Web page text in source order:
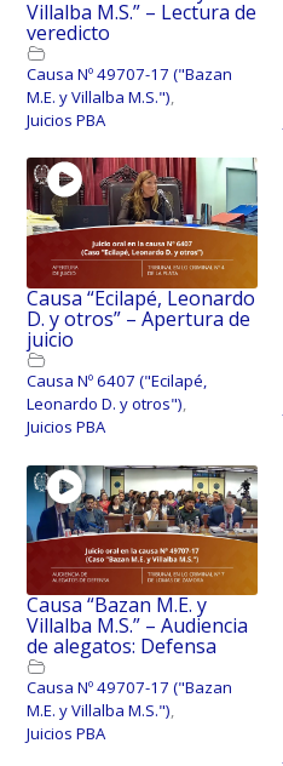
Villalba M.S.” – Lectura de
veredicto
Causa Nº 49707-17 ("Bazan
M.E. y Villalba M.S.")
Juicios PBA
Causa “Ecilapé, Leonardo
D. y otros” – Apertura de
juicio
Causa Nº 6407 ("Ecilapé,
Leonardo D. y otros"),
Juicios PBA
Causa “Bazan M.E. y
Villalba M.S.” – Audiencia
de alegatos: Defensa
Causa Nº 49707-17 ("Bazan
M.E. y Villalba M.S."),
Juicios PBA